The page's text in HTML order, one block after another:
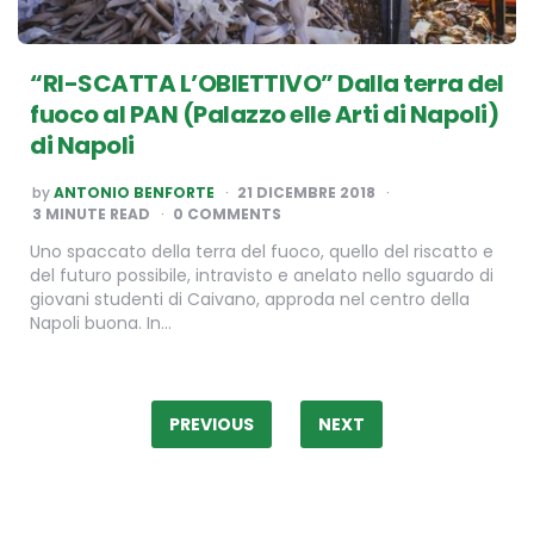
“RI-SCATTA L’OBIETTIVO” Dalla terra del
fuoco al PAN (Palazzo elle Arti di Napoli)
di Napoli
POSTED
BY
byANTONIO BENFORTE
21 DICEMBRE 2018
3 MINUTE READ 0 COMMENTS
Uno spaccato della terra del fuoco, quello del riscatto e
del futuro possibile, intravisto e anelato nello sguardo di
giovani studenti di Caivano, approda nel centro della
Napoli buona. In…
PREVIOUS NEXT